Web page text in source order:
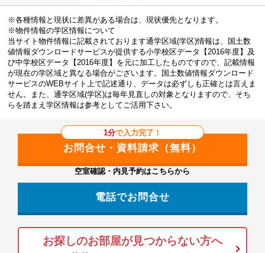
※各種情報と現状に差異がある場合は、現状優先となります。
※物件情報の学区情報について
当サイト物件情報に記載されております通学区域(学区)情報は、国土数
値情報ダウンロードサービスが提供する小学校区データ【2016年度】及
び中学校区データ【2016年度】を元に加工したものですので、記載情報
が現在の学区域と異なる場合がございます。国土数値情報ダウンロード
サービスのWEBサイト上で記述通り、データは必ずしも正確とは言えま
せん。また、通学区域(学区)は毎年見直しの対象となりますので、そち
らを踏まえ学区情報は参考としてご活用下さい。
1分で入力完了！
空室確認・内見予約はこちらから
電話でお問合せ
お探しのお部屋が見つからない方へ